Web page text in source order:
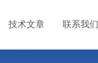
技术文章 联系我们